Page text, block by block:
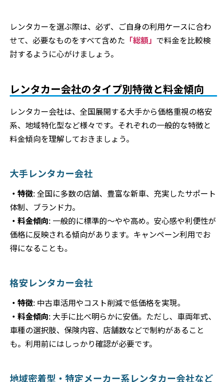
レンタカーを選ぶ際は、必ず、ご自身の利用ケースに合わ
せて、必要なものをすべて含めた 「総額」 で料金を比較検
討するように心がけましょう。
レンタカー会社のタイプ別特徴と料金傾向
レンタカー会社は、全国展開する大手から価格重視の格安
系、地域特化型など様々です。それぞれの一般的な特徴と
料金傾向を理解しておきましょう。
大手レンタカー会社
・特徴: 全国に多数の店舗、豊富な新車、充実したサポート
体制、ブランド力。
・料金傾向: 一般的に標準的〜やや高め。安心感や利便性が
価格に反映される傾向があります。キャンペーン利用でお
得になることも。
格安レンタカー会社
・特徴: 中古車活用やコスト削減で低価格を実現。
・料金傾向: 大手に比べ明らかに安価。ただし、車両年式、
車種の選択肢、保険内容、店舗数などで制約があること
も。利用前にはしっかり確認が必要です。
地域密着型・特定メーカー系レンタカー会社など